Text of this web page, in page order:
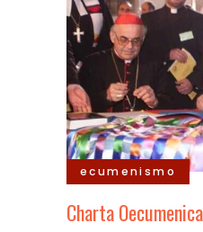
ecumenismo
Charta